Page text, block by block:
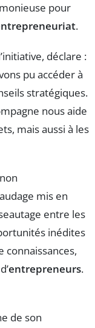
pour
.
déclare :
pu accéder à
stratégiques.
nous aide
mais aussi à les
mis en
entre les
inédites
connaissances,
entrepreneurs.
de son